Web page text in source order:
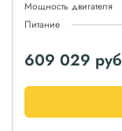
Мощность двигателя
Питание
609 029 руб